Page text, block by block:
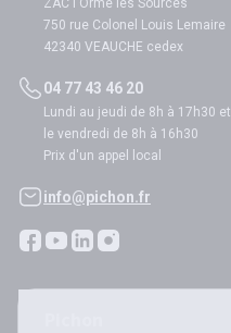
ZAC l'Orme les Sources
750 rue Colonel Louis Lemaire
42340 VEAUCHE cedex
04 77 43 46 20
Lundi au jeudi de 8h à 17h30 et
le vendredi de 8h à 16h30
Prix d'un appel local
info@pichon.fr